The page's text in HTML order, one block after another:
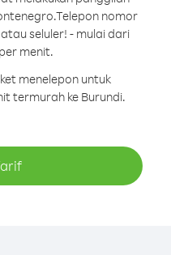
Telepon nomor
seluler! - mulai dari
menit.
menelepon untuk
termurah ke Burundi.